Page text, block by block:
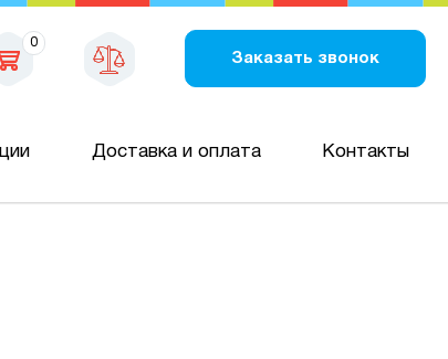
0
Заказать звонок
Доставка и оплата Контакты